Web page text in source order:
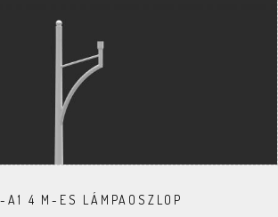
A1 4 M-ES LÁMPAOSZLOP